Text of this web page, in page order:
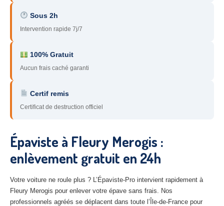
91 – Essonne
– Yonne
60 – Oise
45 – Loiret
27– Eure
10– Aube
– Aisne
Tousles secteurs
Sous 2h
Intervention rapide 7j/7
100% Gratuit
Aucun frais caché garanti
Certif remis
Certificat de destruction officiel
Épaviste à Fleury Merogis :
enlèvement gratuit en 24h
Votre voiture ne roule plus ? L’Épaviste-Pro intervient rapidement à
Fleury Merogis pour enlever votre épave sans frais. Nos
professionnels agréés se déplacent dans toute l’Île-de-France pour